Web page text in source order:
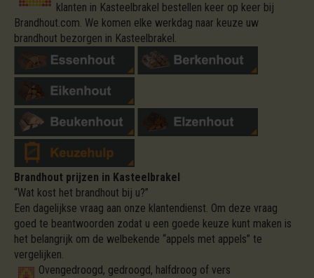
klanten in Kasteelbrakel bestellen keer op keer bij
Brandhout.com. We komen elke werkdag naar keuze uw
brandhout bezorgen in Kasteelbrakel.
Brandhout prijzen in Kasteelbrakel
“Wat kost het brandhout bij u?”
Een dagelijkse vraag aan onze klantendienst. Om deze vraag
goed te beantwoorden zodat u een goede keuze kunt maken is
het belangrijk om de welbekende “appels met appels” te
vergelijken.
Ovengedroogd, gedroogd, halfdroog of vers